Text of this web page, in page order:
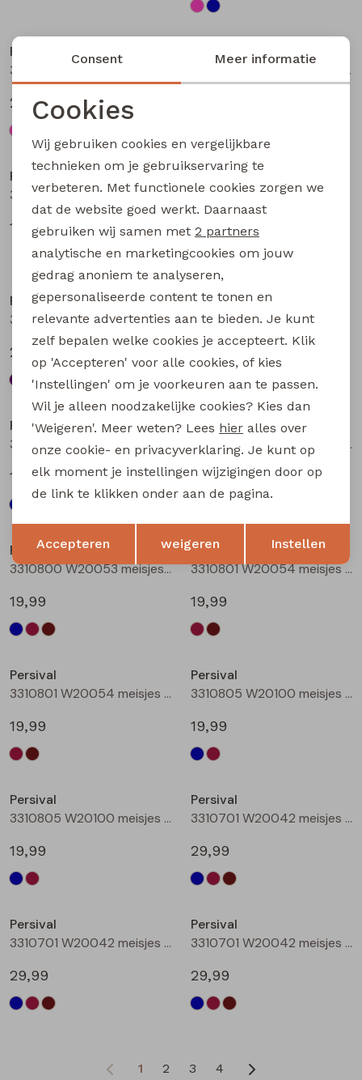
Persival
27,99
Persival
3310300 W20103 meisjes pullover Bruin donker
Nieuw
Persival
3310807 W20102 meisjes rok kort Bordeaux
17,99
Persival
22,99
Persival
3310404 W20049 meisjes sweatshirt Taupe
22,99
Persival
22,99
Persival
3310800 W20053 meisjes rok kort Marine
19,99
Persival
3310800 W20053 meisjes rok kort Bordeaux
19,99
Persival
3310800 W20053 meisjes rok kort Bruin donker
19,99
Persival
3310801 W20054 meisjes rok kort Bordeaux
19,99
Persival
3310801 W20054 meisjes rok kort Bruin donker
19,99
Persival
3310805 W20100 meisjes rok kort Marine
19,99
Persival
3310805 W20100 meisjes rok kort Bordeaux
19,99
Persival
3310701 W20042 meisjes Jurk Marine
29,99
Persival
3310701 W20042 meisjes Jurk Bordeaux
29,99
Persival
3310701 W20042 meisjes Jurk Bruin donker
29,99
1 2 3 4
Noodzakelijke cookies
Analytische cookies
Marketing cookies
Terug Opslaan
Consent Meer informatie
Cookies
Wij gebruiken cookies en vergelijkbare
technieken om je gebruikservaring te
verbeteren. Met functionele cookies zorgen we
dat de website goed werkt. Daarnaast
gebruiken wij samen met 2 partners
analytische en marketingcookies om jouw
gedrag anoniem te analyseren,
gepersonaliseerde content te tonen en
relevante advertenties aan te bieden. Je kunt
zelf bepalen welke cookies je accepteert. Klik
op 'Accepteren' voor alle cookies, of kies
'Instellingen' om je voorkeuren aan te passen.
Wil je alleen noodzakelijke cookies? Kies dan
'Weigeren'. Meer weten? Lees hier alles over
onze cookie- en privacyverklaring. Je kunt op
elk moment je instellingen wijzigingen door op
de link te klikken onder aan de pagina.
Accepteren weigeren Instellen